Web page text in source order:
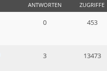
ANTWORTEN ZUGRIFFE
0 453
3 13473